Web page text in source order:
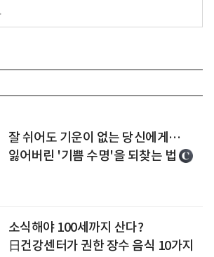
잘 쉬어도 기운이 없는 당신에게…
잃어버린 '기쁨 수명'을 되찾는 법
소식해야 100세까지 산다?
日건강센터가 권한 장수 음식 10가지